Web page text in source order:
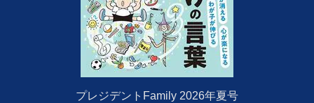
プレジデントFamily 2026年夏号